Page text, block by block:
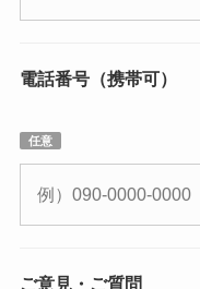
電話番号（携帯可）
任意
ご意見・ご質問